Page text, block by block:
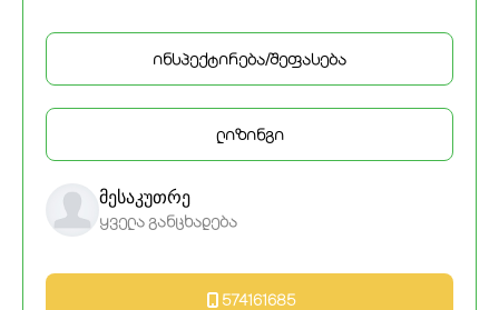
ინსპექტირება/შეფასება
ლიზინგი
მესაკუთრე
ყველა განცხადება
574161685